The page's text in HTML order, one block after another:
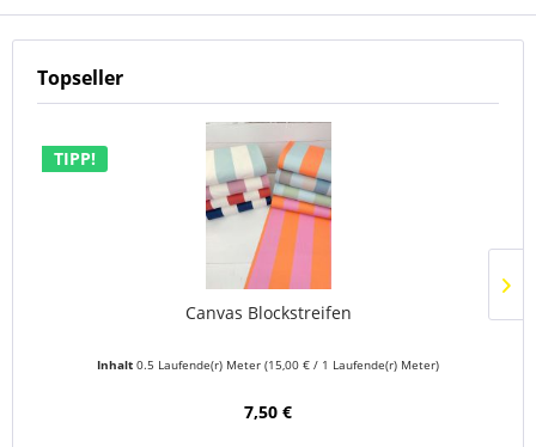
Topseller
TIPP!
Canvas Blockstreifen
Inhalt 0.5 Laufende(r) Meter (15,00 € / 1 Laufende(r) Meter)
7,50 €